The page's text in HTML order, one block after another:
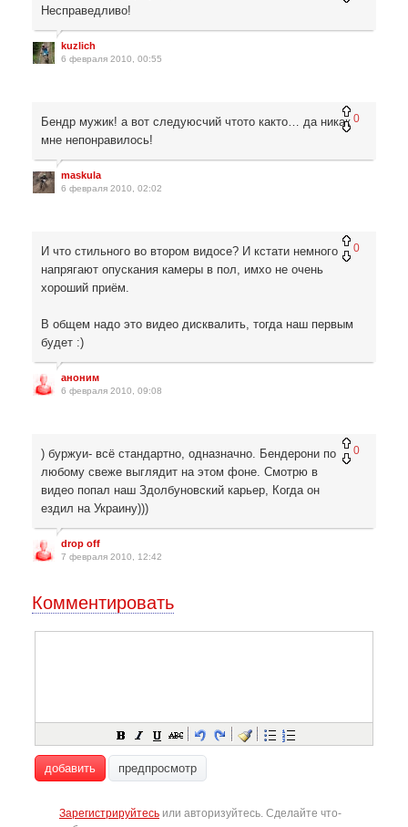
Несправедливо!
kuzlich
6 февраля 2010, 00:55
0
Бендр мужик! а вот следуюсчий чтото както… да никак
мне непонравилось!
maskula
6 февраля 2010, 02:02
0
И что стильного во втором видосе? И кстати немного
напрягают опускания камеры в пол, имхо не очень
хороший приём.
В общем надо это видео дисквалить, тогда наш первым
будет :)
аноним
6 февраля 2010, 09:08
0
) буржуи- всё стандартно, одназначно. Бендерони по
любому свеже выглядит на этом фоне. Смотрю в
видео попал наш Здолбуновский карьер, Когда он
ездил на Украину)))
drop off
7 февраля 2010, 12:42
Комментировать
добавить предпросмотр
Зарегистрируйтесь или авторизуйтесь. Сделайте что-